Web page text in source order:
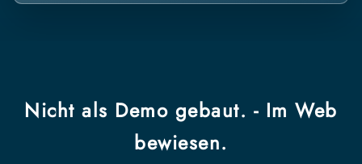
Nicht als Demo gebaut. - Im Web
bewiesen.